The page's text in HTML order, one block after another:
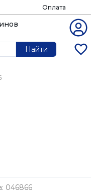
Оплата
Найти
046866